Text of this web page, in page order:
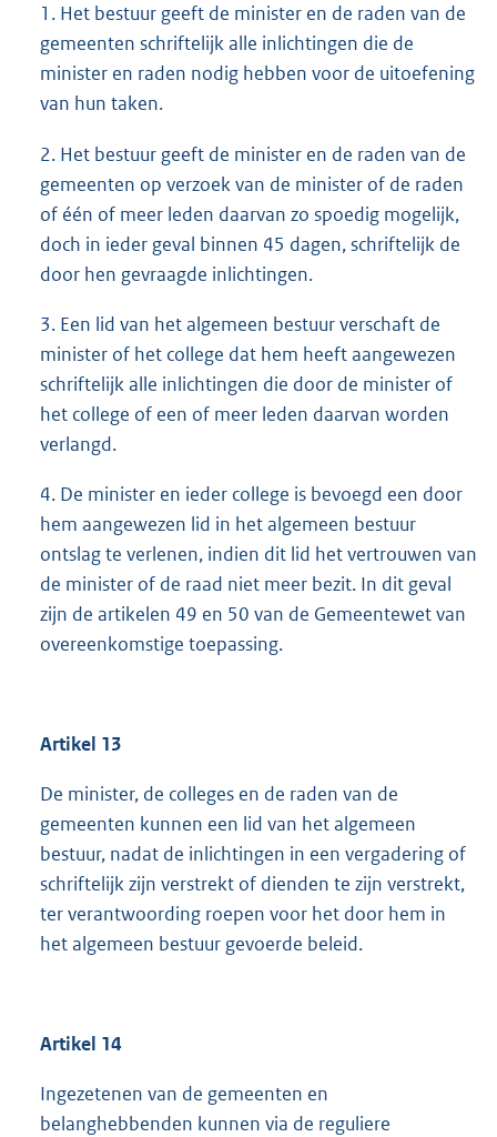
1. Het bestuur geeft de minister en de raden van de
gemeenten schriftelijk alle inlichtingen die de
minister en raden nodig hebben voor de uitoefening
van hun taken.
2. Het bestuur geeft de minister en de raden van de
gemeenten op verzoek van de minister of de raden
of één of meer leden daarvan zo spoedig mogelijk,
doch in ieder geval binnen 45 dagen, schriftelijk de
door hen gevraagde inlichtingen.
3. Een lid van het algemeen bestuur verschaft de
minister of het college dat hem heeft aangewezen
schriftelijk alle inlichtingen die door de minister of
het college of een of meer leden daarvan worden
verlangd.
4. De minister en ieder college is bevoegd een door
hem aangewezen lid in het algemeen bestuur
ontslag te verlenen, indien dit lid het vertrouwen van
de minister of de raad niet meer bezit. In dit geval
zijn de artikelen 49 en 50 van de Gemeentewet van
overeenkomstige toepassing.
Artikel 13
De minister, de colleges en de raden van de
gemeenten kunnen een lid van het algemeen
bestuur, nadat de inlichtingen in een vergadering of
schriftelijk zijn verstrekt of dienden te zijn verstrekt,
ter verantwoording roepen voor het door hem in
het algemeen bestuur gevoerde beleid.
Artikel 14
Ingezetenen van de gemeenten en
belanghebbenden kunnen via de reguliere